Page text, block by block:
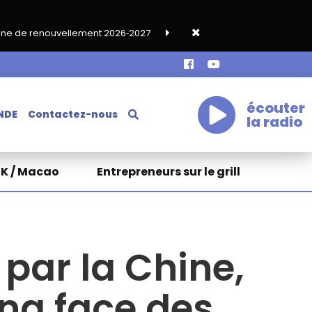
2026‑2027 Grand café de rentrée HKA le vendredi 18
Contactez-nous écouter
la radio
/ Macao Entrepreneurs sur le grill
la Chine,